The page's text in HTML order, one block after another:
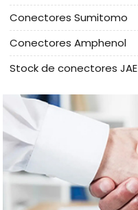
Conectores Sumitomo
Conectores Amphenol
Stock de conectores JAE